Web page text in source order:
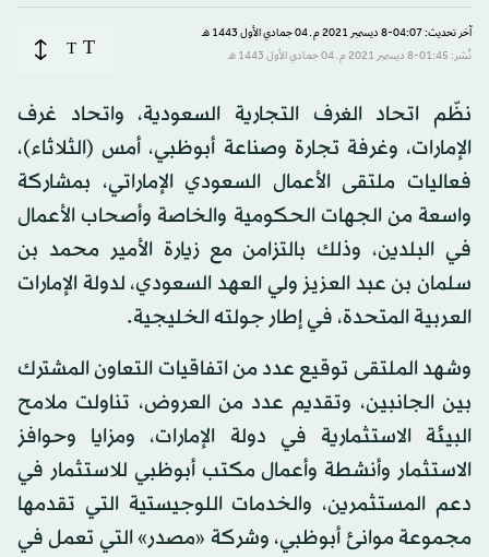
آخر تحديث: 04:07-8 ديسمبر 2021 م ـ 04 جمادي الأول 1443 هـ
نُشر: 01:45-8 ديسمبر 2021 م ـ 04 جمادي الأول 1443 هـ
T
T
نظّم اتحاد الغرف التجارية السعودية، واتحاد غرف
الإمارات، وغرفة تجارة وصناعة أبوظبي، أمس (الثلاثاء)،
فعاليات ملتقى الأعمال السعودي الإماراتي، بمشاركة
واسعة من الجهات الحكومية والخاصة وأصحاب الأعمال
في البلدين، وذلك بالتزامن مع زيارة الأمير محمد بن
سلمان بن عبد العزيز ولي العهد السعودي، لدولة الإمارات
العربية المتحدة، في إطار جولته الخليجية.
وشهد الملتقى توقيع عدد من اتفاقيات التعاون المشترك
بين الجانبين، وتقديم عدد من العروض، تناولت ملامح
البيئة الاستثمارية في دولة الإمارات، ومزايا وحوافز
الاستثمار وأنشطة وأعمال مكتب أبوظبي للاستثمار في
دعم المستثمرين، والخدمات اللوجيستية التي تقدمها
مجموعة موانئ أبوظبي، وشركة «مصدر» التي تعمل في